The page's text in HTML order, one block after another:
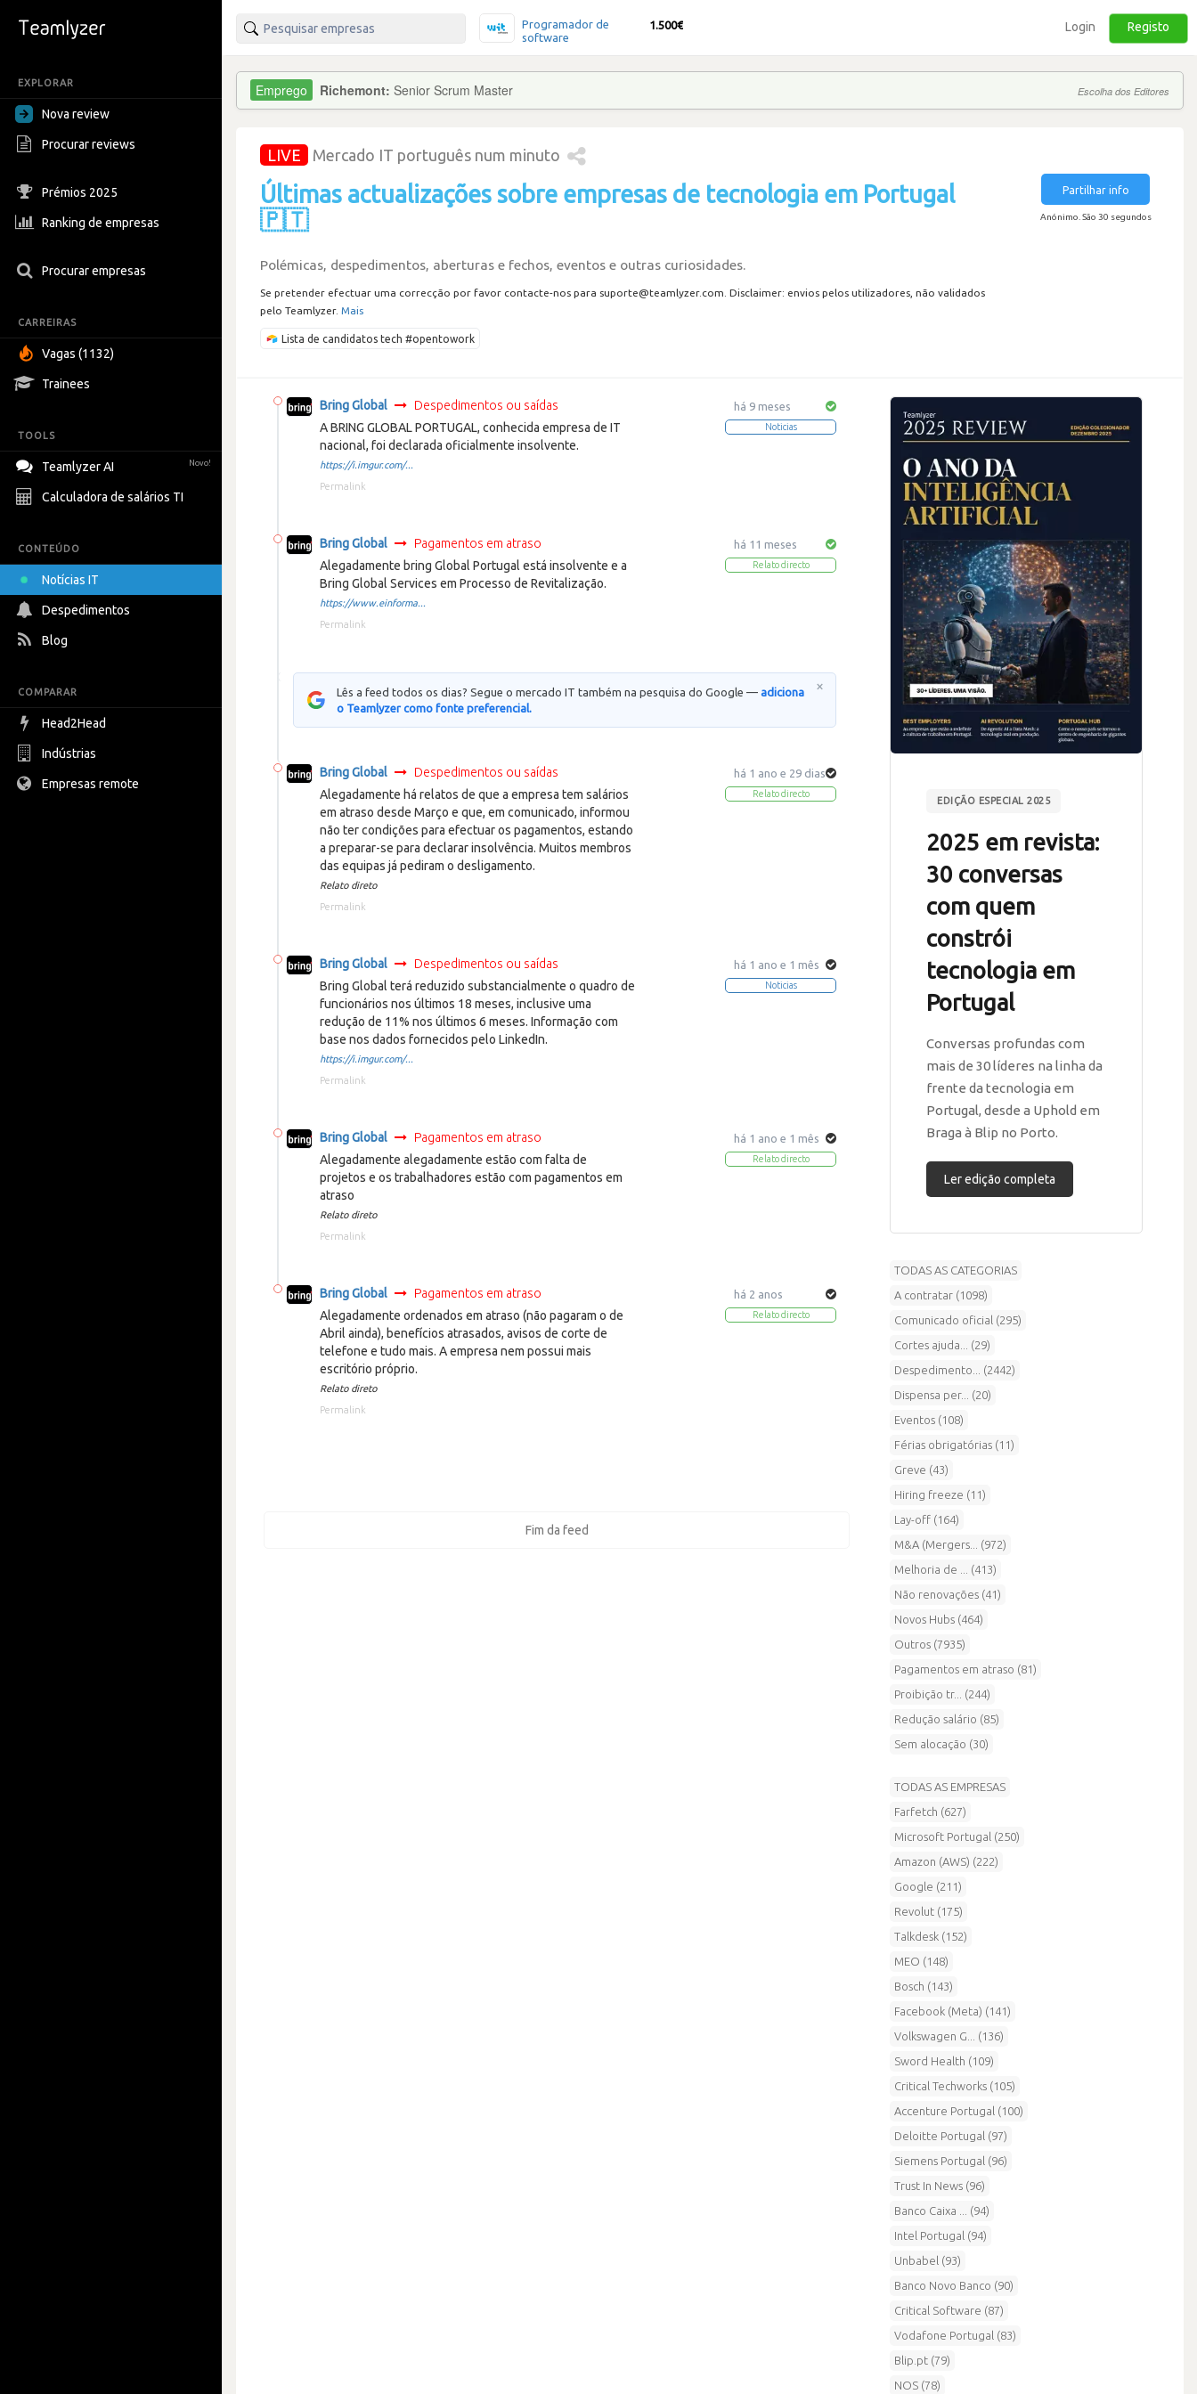
EXPLORAR
Nova review
Procurar reviews
Prémios 2025
Ranking de empresas
Procurar empresas
CARREIRAS
Vagas (1132)
Trainees
TOOLS
Teamlyzer AI Novo!
Calculadora de salários TI
CONTEÚDO
Notícias IT
Despedimentos
Blog
COMPARAR
Head2Head
Indústrias
Empresas remote
Programador de
software
1.500€ Login Registo
Richemont: Senior Scrum Master Escolha dos Editores
LIVE Mercado IT português num minuto
Últimas actualizações sobre empresas de tecnologia em Portugal
🇵🇹
Polémicas, despedimentos, aberturas e fechos, eventos e outras curiosidades.
Se pretender efectuar uma correcção por favor contacte-nos para suporte@teamlyzer.com. Disclaimer: envios pelos utilizadores, não validados
pelo Teamlyzer. Mais
Lista de candidatos tech #opentowork
Partilhar info
Anónimo. São 30 segundos
há 9 meses
Noticias
Bring Global
Despedimentos ou saídas
A BRING GLOBAL PORTUGAL, conhecida empresa de IT
nacional, foi declarada oficialmente insolvente.
https://i.imgur.com/...
Permalink
há 11 meses
Relato directo
Bring Global
Pagamentos em atraso
Alegadamente bring Global Portugal está insolvente e a
Bring Global Services em Processo de Revitalização.
https://www.einforma...
Permalink
Lês a feed todos os dias? Segue o mercado IT também na pesquisa do Google — adiciona
o Teamlyzer como fonte preferencial.
×
há 1 ano e 29 dias
Relato directo
Bring Global
Despedimentos ou saídas
Alegadamente há relatos de que a empresa tem salários
em atraso desde Março e que, em comunicado, informou
não ter condições para efectuar os pagamentos, estando
a preparar-se para declarar insolvência. Muitos membros
das equipas já pediram o desligamento.
Relato direto
Permalink
há 1 ano e 1 mês
Noticias
Bring Global
Despedimentos ou saídas
Bring Global terá reduzido substancialmente o quadro de
funcionários nos últimos 18 meses, inclusive uma
redução de 11% nos últimos 6 meses. Informação com
base nos dados fornecidos pelo LinkedIn.
https://i.imgur.com/...
Permalink
há 1 ano e 1 mês
Relato directo
Bring Global
Pagamentos em atraso
Alegadamente alegadamente estão com falta de
projetos e os trabalhadores estão com pagamentos em
atraso
Relato direto
Permalink
há 2 anos
Relato directo
Bring Global
Pagamentos em atraso
Alegadamente ordenados em atraso (não pagaram o de
Abril ainda), benefícios atrasados, avisos de corte de
telefone e tudo mais. A empresa nem possui mais
escritório próprio.
Relato direto
Permalink
Fim da feed
EDIÇÃO ESPECIAL 2025
2025 em revista:
30 conversas
com quem
constrói
tecnologia em
Portugal
Conversas profundas com
mais de 30 líderes na linha da
frente da tecnologia em
Portugal, desde a Uphold em
Braga à Blip no Porto.
Ler edição completa
TODAS AS CATEGORIAS
A contratar (1098)
Comunicado oficial (295)
Cortes ajuda... (29)
Despedimento... (2442)
Dispensa per... (20)
Eventos (108)
Férias obrigatórias (11)
Greve (43)
Hiring freeze (11)
Lay-off (164)
M&A (Mergers... (972)
Melhoria de ... (413)
Não renovações (41)
Novos Hubs (464)
Outros (7935)
Pagamentos em atraso (81)
Proibição tr... (244)
Redução salário (85)
Sem alocação (30)
TODAS AS EMPRESAS
Farfetch (627)
Microsoft Portugal (250)
Amazon (AWS) (222)
Google (211)
Revolut (175)
Talkdesk (152)
MEO (148)
Bosch (143)
Facebook (Meta) (141)
Volkswagen G... (136)
Sword Health (109)
Critical Techworks (105)
Accenture Portugal (100)
Deloitte Portugal (97)
Siemens Portugal (96)
Trust In News (96)
Banco Caixa ... (94)
Intel Portugal (94)
Unbabel (93)
Banco Novo Banco (90)
Critical Software (87)
Vodafone Portugal (83)
Blip.pt (79)
NOS (78)